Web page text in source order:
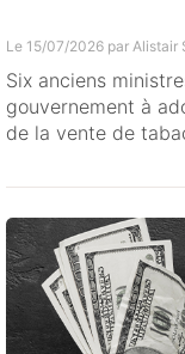
Le 15/07/2026 par Alistair
Six anciens
gouvernement à
de la vente de